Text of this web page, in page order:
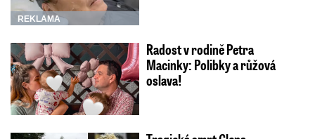
REKLAMA
Radost v rodině Petra
Macinky: Polibky a růžová
oslava!